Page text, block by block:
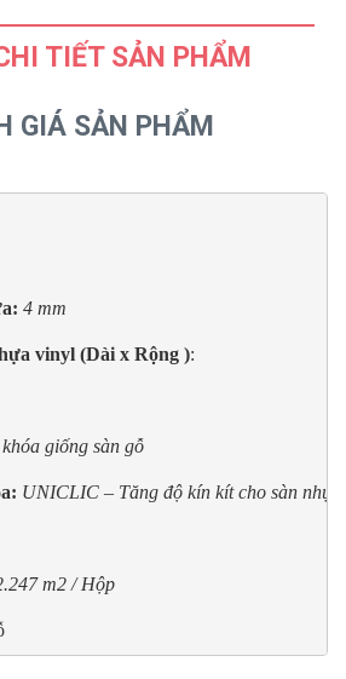
TIẾT SẢN PHẨM
GIÁ SẢN PHẨM
4 mm
vinyl (Dài x Rộng ):
giống sàn gỗ
UNICLIC – Tăng độ kín kít cho sàn nhựa
m2 / Hộp